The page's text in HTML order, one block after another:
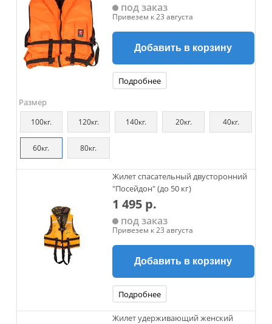
под заказ
Привезем к 23 августа
Добавить в корзину
Подробнее
Размер
100кг. 120кг. 140кг. 20кг. 40кг.
60кг. 80кг.
Жилет спасательный двусторонний
"Посейдон" (до 50 кг)
1 495 р.
под заказ
Привезем к 23 августа
Добавить в корзину
Подробнее
Жилет удерживающий женский